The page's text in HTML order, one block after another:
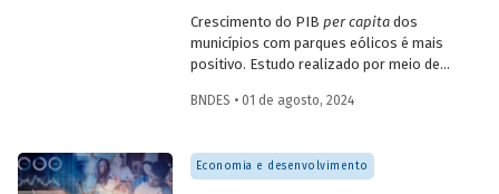
Crescimento do PIB per capitados
municípios com parques eólicos é mais
positivo. Estudo realizado por meio de
resultados mais significativos dois a três
dispersão posterior.
BNDES • 01 de agosto, 2024
Economia e desenvolvimento